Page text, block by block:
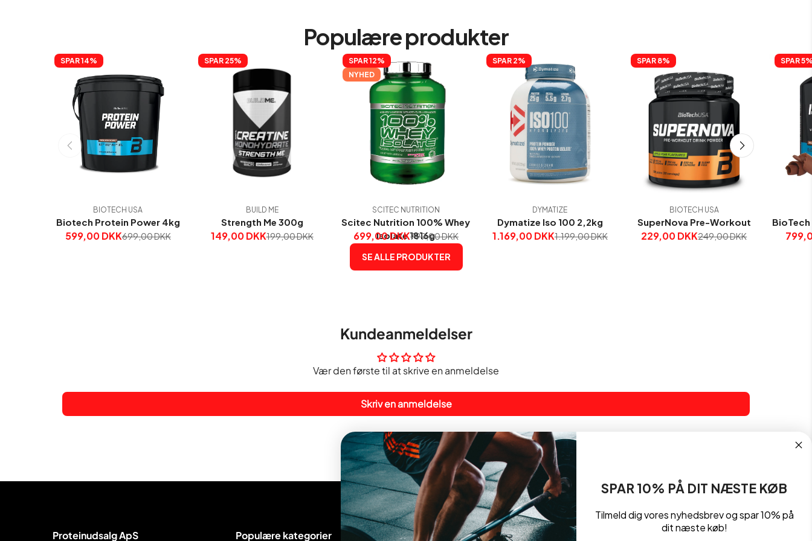
Populære produkter
SPAR 14%
BIOTECH USA
Biotech Protein Power 4kg
599,00 DKK699,00 DKK
SPAR 25%
BUILD ME
Strength Me 300g
149,00 DKK199,00 DKK
SPAR 12%
NYHED
SCITEC NUTRITION
Scitec Nutrition 100% Whey
Isolate 1816g
699,00 DKK799,00 DKK
SPAR 2%
DYMATIZE
Dymatize Iso 100 2,2kg
1.169,00 DKK1.199,00 DKK
SPAR 8%
BIOTECH USA
SuperNova Pre-Workout
229,00 DKK249,00 DKK
SPAR
BioTech
SE ALLE PRODUKTER
Kundeanmeldelser
Vær den første til at skrive en anmeldelse
Skriv en anmeldelse
Proteinudsalg ApS Populære kategorier Kundeservice
SPAR 10% PÅ DIT NÆSTE KØB
Tilmeld dig vores nyhedsbrev og spar 10% på
dit næste køb!